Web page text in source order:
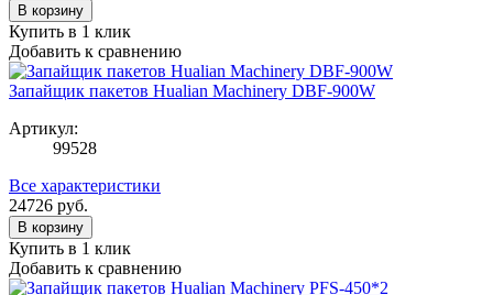
В корзину
Купить в 1 клик
Добавить к сравнению
Запайщик пакетов Hualian Machinery DBF-900W
Артикул:
99528
Все характеристики
24726 руб.
В корзину
Купить в 1 клик
Добавить к сравнению